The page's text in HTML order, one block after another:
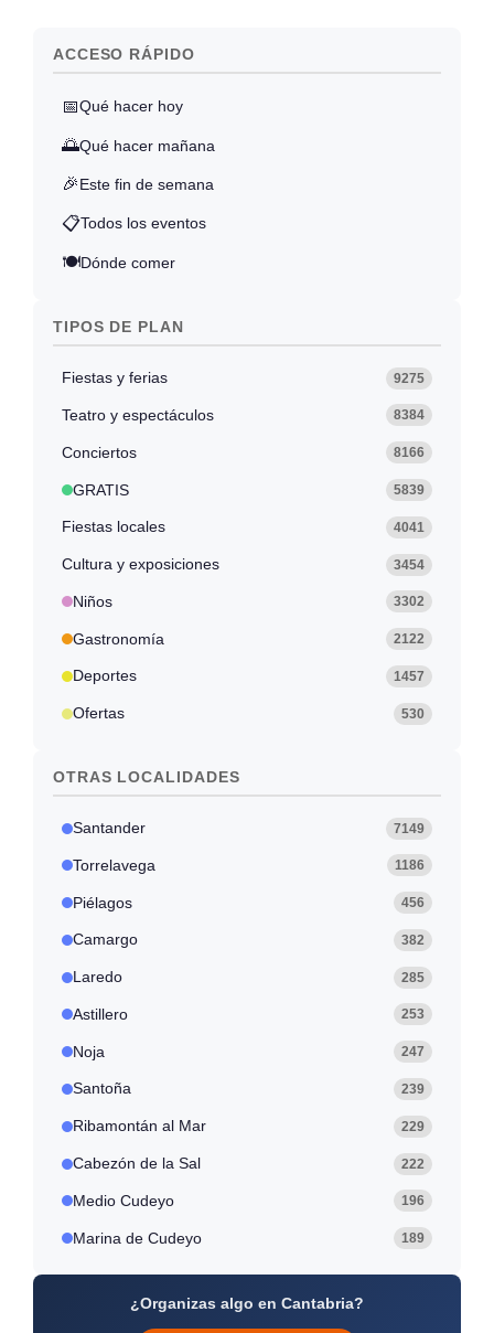
ACCESO RÁPIDO
📅Qué hacer hoy
🌅Qué hacer mañana
🎉Este fin de semana
📋Todos los eventos
🍽️Dónde comer
TIPOS DE PLAN
Fiestas y ferias 9275
Teatro y espectáculos 8384
Conciertos 8166
GRATIS 5839
Fiestas locales 4041
Cultura y exposiciones 3454
Niños 3302
Gastronomía 2122
Deportes 1457
Ofertas 530
OTRAS LOCALIDADES
Santander 7149
Torrelavega 1186
Piélagos 456
Camargo 382
Laredo 285
Astillero 253
Noja 247
Santoña 239
Ribamontán al Mar 229
Cabezón de la Sal 222
Medio Cudeyo 196
Marina de Cudeyo 189
¿Organizas algo en Cantabria?